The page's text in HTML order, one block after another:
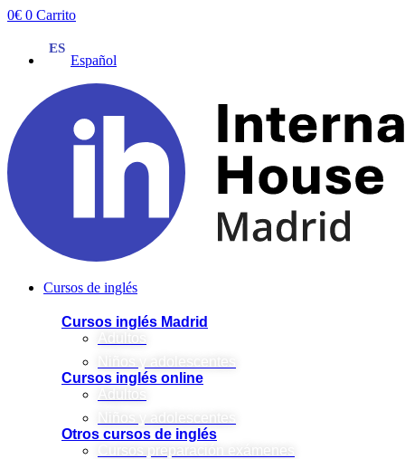
Ir
contenido
0€ 0 Carrito
Español
Cursos de inglés
Cursos inglés Madrid
Adultos
Niños y adolescentes
Cursos inglés online
Adultos
Niños y adolescentes
Otros cursos de inglés
Cursos preparación exámenes